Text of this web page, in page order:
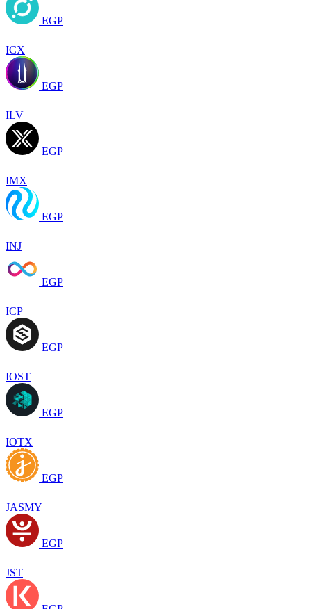
EGP
ICX
EGP
ILV
EGP
IMX
EGP
INJ
EGP
ICP
EGP
IOST
EGP
IOTX
EGP
JASMY
EGP
JST